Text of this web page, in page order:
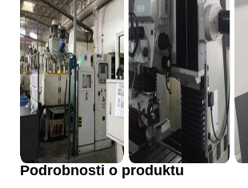
Podrobnosti o produktu